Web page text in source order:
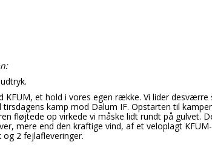
et hold i vores egen række. Vi lider desværre
kamp mod Dalum IF. Opstarten til
fløjtede op virkede vi måske lidt rundt på gulvet.
mere end den kraftige vind, af et veloplagt
2 fejlafleveringer.